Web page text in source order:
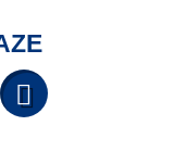
YouTube